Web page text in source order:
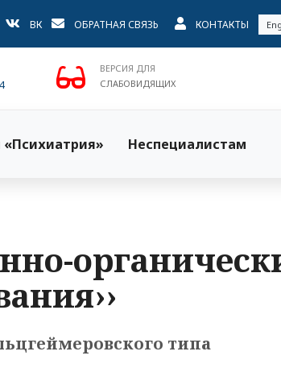
ВК ОБРАТНАЯ СВЯЗЬ КОНТАКТЫ
ВЕРСИЯ ДЛЯ
СЛАБОВИДЯЩИХ
Неспециалистам
типа